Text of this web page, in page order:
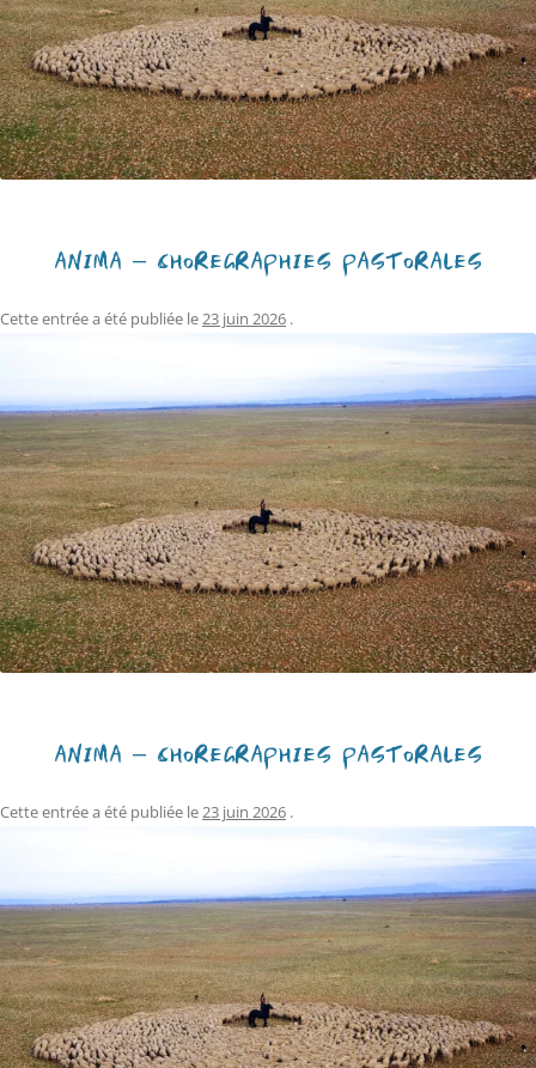
ANIMA – CHORÉGRAPHIES PASTORALES
Cette entrée a été publiée le23 juin 2026 .
ANIMA – CHORÉGRAPHIES PASTORALES
Cette entrée a été publiée le23 juin 2026 .